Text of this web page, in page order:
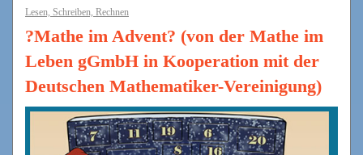
Lesen, Schreiben, Rechnen
?Mathe im Advent? (von der Mathe im
Leben gGmbH in Kooperation mit der
Deutschen Mathematiker-Vereinigung)